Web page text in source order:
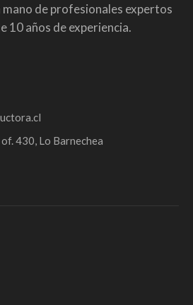
mano de profesionales expertos
10 años de experiencia.
430, Lo Barnechea